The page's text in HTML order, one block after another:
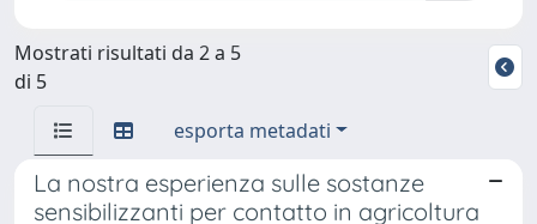
Mostrati risultati da 2 a 5
di 5
esporta metadati
La nostra esperienza sulle sostanze
sensibilizzanti per contatto in agricoltura